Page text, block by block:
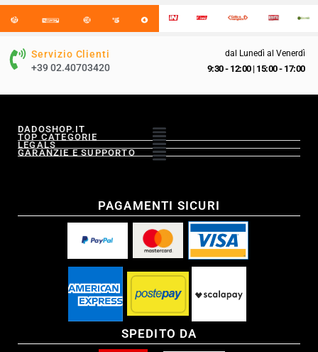
Servizio Clienti
+39 02.40703420
dal Lunedì al Venerdì
9:30 - 12:00| 15:00 - 17:00
DADOSHOP.IT
TOP CATEGORIE
LEGALS
GARANZIE E SUPPORTO
PAGAMENTI SICURI
SPEDITO DA